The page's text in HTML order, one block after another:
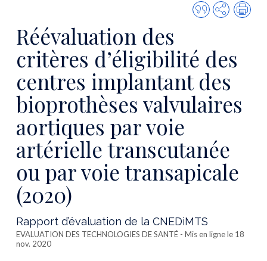
Citer
cette
Partager
Réévaluation des
critères d’éligibilité des
centres implantant des
bioprothèses valvulaires
aortiques par voie
artérielle transcutanée
ou par voie transapicale
(2020)
Rapport d’évaluation de la CNEDiMTS
EVALUATION DES TECHNOLOGIES DE SANTÉ - Mis en ligne le 18
nov. 2020